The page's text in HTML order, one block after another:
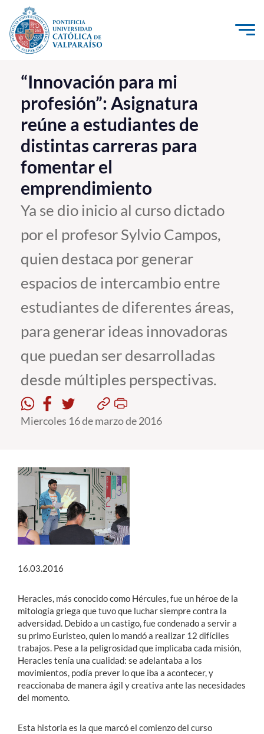
Click acá para ir directamente al contenido
La Universidad
Investigación, Creación e Innovación
PUCV Internacional
Vinculación con el Medio
Admisión
Pregrado
Postgrado
Formación Continua
Funcionarios
Alumni
English
“Innovación para mi
profesión”: Asignatura
reúne a estudiantes de
distintas carreras para
fomentar el
emprendimiento
Ya se dio inicio al curso dictado
por el profesor Sylvio Campos,
quien destaca por generar
espacios de intercambio entre
estudiantes de diferentes áreas,
para generar ideas innovadoras
que puedan ser desarrolladas
desde múltiples perspectivas.
Miercoles 16 de marzo de 2016
16.03.2016
Heracles, más conocido como Hércules, fue un héroe de la
mitología griega que tuvo que luchar siempre contra la
adversidad. Debido a un castigo, fue condenado a servir a
su primo Euristeo, quien lo mandó a realizar 12 difíciles
trabajos. Pese a la peligrosidad que implicaba cada misión,
Heracles tenía una cualidad: se adelantaba a los
movimientos, podía prever lo que iba a acontecer, y
reaccionaba de manera ágil y creativa ante las necesidades
del momento.
Esta historia es la que marcó el comienzo del curso